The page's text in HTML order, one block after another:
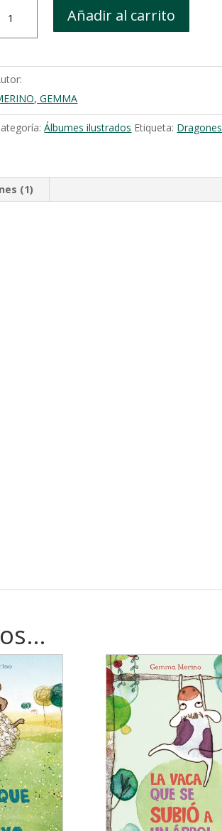
dragona
Añadir al carrito
GEMMA
Álbumes ilustrados Etiqueta: Dragones
(1)